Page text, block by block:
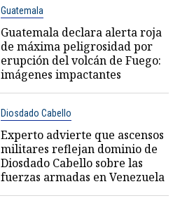
Guatemala
Guatemala declara alerta roja
de máxima peligrosidad por
erupción del volcán de Fuego:
imágenes impactantes
Diosdado Cabello
Experto advierte que ascensos
militares reflejan dominio de
Diosdado Cabello sobre las
fuerzas armadas en Venezuela